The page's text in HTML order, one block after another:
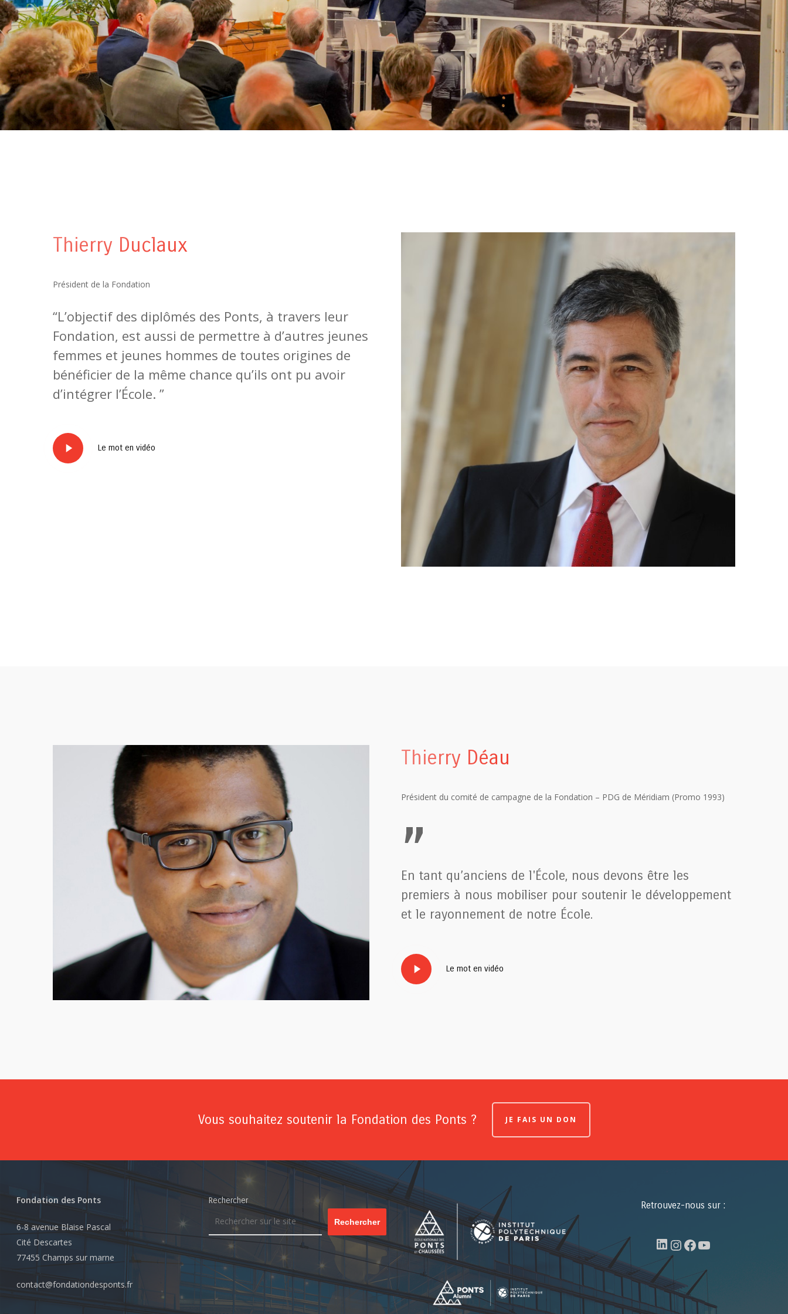
Thierry Duclaux
Président de la Fondation
“L’objectif des diplômés des Ponts, à travers leur
Fondation, est aussi de permettre à d’autres jeunes
femmes et jeunes hommes de toutes origines de
bénéficier de la même chance qu’ils ont pu avoir
d’intégrer l’École. ”
Play
Video
Le mot en vidéo
Thierry Déau
Président du comité de campagne de la Fondation – PDG de Méridiam (Promo 1993)
”
En tant qu’anciens de l'École, nous devons être les
premiers à nous mobiliser pour soutenir le développement
et le rayonnement de notre École.
Play
Video
Le mot en vidéo
Vous souhaitez soutenir la Fondation des Ponts ? JE FAIS UN DON
Fondation des Ponts
6-8 avenue Blaise Pascal
Cité Descartes
77455 Champs sur marne
contact@fondationdesponts.fr
Rechercher
Rechercher
Retrouvez-nous sur :
LinkedIn
Instagram
Facebook